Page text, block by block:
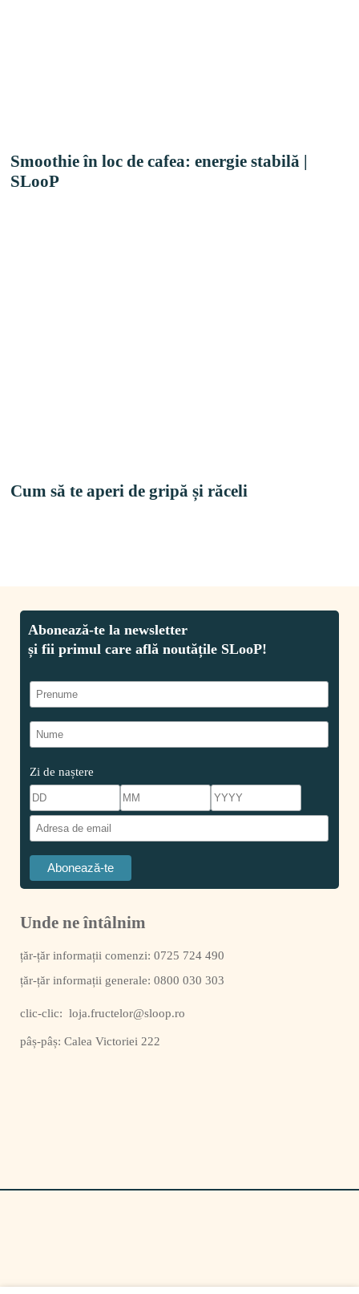
Smoothie în loc de cafea: energie stabilă |
SLooP
Cum să te aperi de gripă și răceli
Zi de naștere
Unde ne întâlnim
0725 724 490
0800 030 303
clic-clic: loja.fructelor@sloop.ro